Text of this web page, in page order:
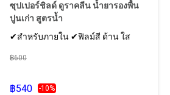
ซุปเปอร์ชิลด์ ดูราคลีน น้ำยารองพื้น
ปูนเก่า สูตรน้ำ
✔สำหรับภายใน ✔ฟิลม์สี ด้าน ใส
฿600
฿540 -10%